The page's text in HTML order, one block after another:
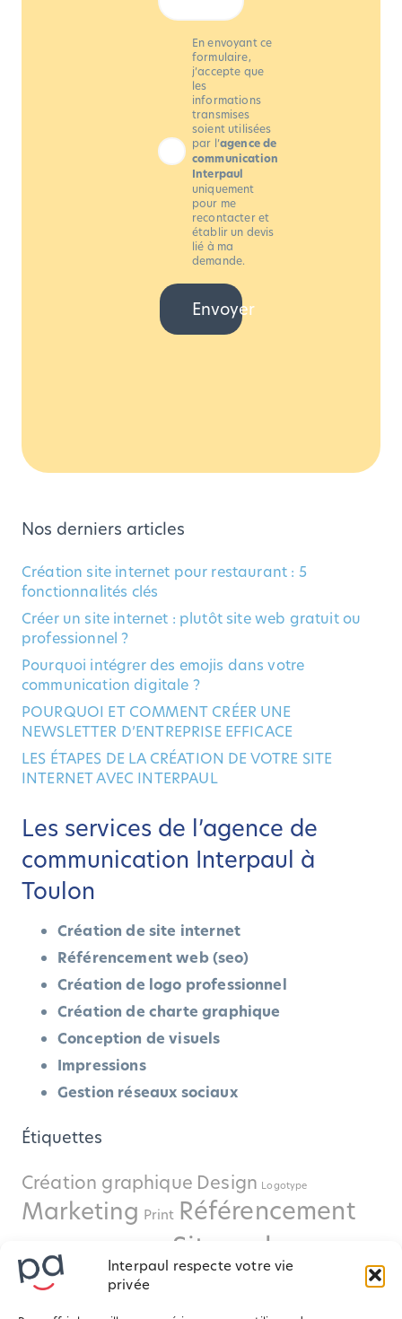
Interpaul respecte votre vie
privée
En envoyant ce
formulaire,
j’accepte que
les
informations
transmises
soient utilisées
par l’agence de
communication
Interpaul
uniquement
pour me
recontacter et
établir un devis
lié à ma
demande.
Envoyer
Nos derniers articles
Création site internet pour restaurant : 5
fonctionnalités clés
Créer un site internet : plutôt site web gratuit ou
professionnel ?
Pourquoi intégrer des emojis dans votre
communication digitale ?
POURQUOI ET COMMENT CRÉER UNE
NEWSLETTER D’ENTREPRISE EFFICACE
LES ÉTAPES DE LA CRÉATION DE VOTRE SITE
INTERNET AVEC INTERPAUL
Les services de l’agence de
communication Interpaul à
Toulon
Création de site internet
Référencement web (seo)
Création de logo professionnel
Création de charte graphique
Conception de visuels
Impressions
Gestion réseaux sociaux
Étiquettes
Création graphique Design Logotype
Marketing Print Référencement
Réseaux sociaux Site web
de communication